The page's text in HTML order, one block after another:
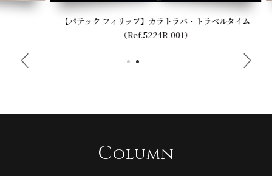
【パテック フィリップ】カラトラバ・トラベルタイム
（Ref.5224R-001）
Column